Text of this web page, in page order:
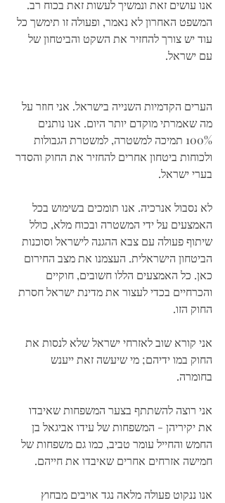
אנו עושים זאת ונמשיך לעשות זאת בכוח רב.
המשפט האחרון לא נאמר, ופעולה זו תימשך כל
עוד יש צורך להחזיר את השקט והביטחון של
עם ישראל.
הערים הקדמיות השנייה בישראל. אני חוזר על
מה שאמרתי מוקדם יותר היום. אנו נותנים
100% תמיכה למשטרה, למשטרת הגבולות
ולכוחות ביטחון אחרים להחזיר את החוק והסדר
בערי ישראל.
לא נסבול אנרכיה. אנו תומכים בשימוש בכל
האמצעים על ידי המשטרה ובכוח מלא, כולל
שיתוף פעולה עם צבא ההגנה לישראל וסוכנות
הביטחון הישראלית. העצמנו את מצב החירום
כאן. כל האמצעים הללו חשובים, חוקיים
והכרחיים בכדי לעצור את מדינת ישראל חסרת
החוק הזו.
אני קורא שוב לאזרחי ישראל שלא לנסות את
החוק במו ידיהם; מי שיעשה זאת ייענש
בחומרה.
אני רוצה להשתתף בצער המשפחות שאיבדו
את יקיריהן - המשפחות של עידו אביגאל בן
החמש והחייל עומר טביב, כמו גם משפחות של
חמישה אזרחים אחרים שאיבדו את חייהם.
אנו ננקוט פעולה מלאה נגד אויבים מבחוץ